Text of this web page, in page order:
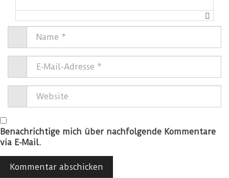
Benachrichtige mich über nachfolgende Kommentare
via E-Mail.